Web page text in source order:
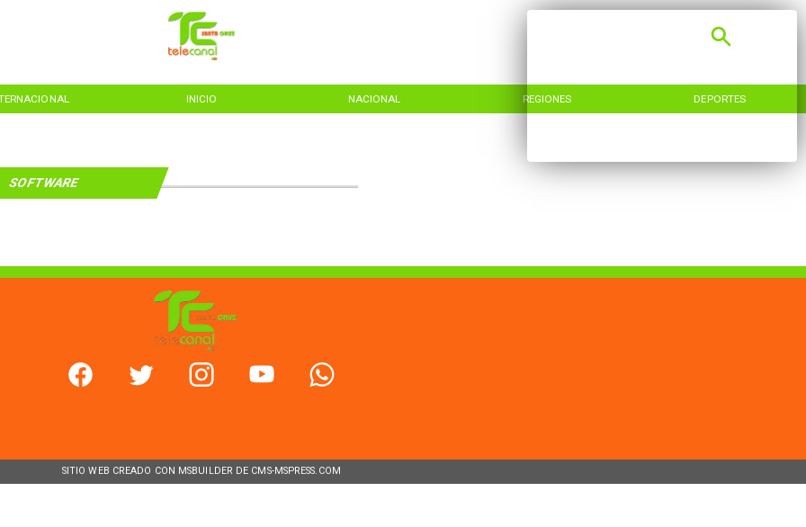
INICIO NACIONAL REGIONES DEPORTES
SOFTWARE
SITIO WEB CREADO CON MSBUILDER DE CMS-MSPRESS.COM